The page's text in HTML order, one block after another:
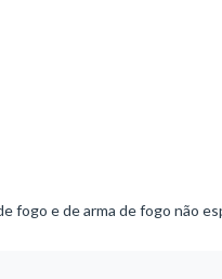
fogo e de arma de fogo não